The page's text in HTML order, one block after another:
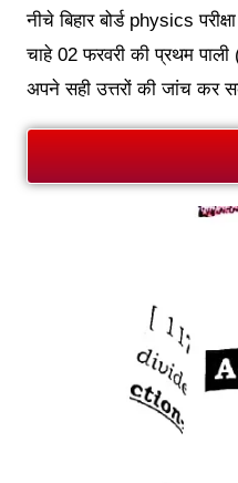
नीचे बिहार बोर्ड physics
चाहे 02 फरवरी की प्रथम
अपने सही उत्तरों की जांच कर